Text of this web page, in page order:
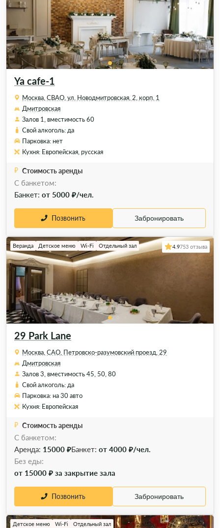
Ya cafe-1
Москва, СВАО, ул. Новодмитровская, 2, корп. 1
Дмитровская
Залов 1, вместимость 60
Свой алкоголь: да
Парковка: нет
Кухня: Европейская, русская
Стоимость аренды
C банкетом:
Банкет: от 5000 ₽/чел.
Позвонить Забронировать
29 Park Lane
Веранда Детское меню Wi-Fi Отдельный зал 4.9753 отзыва
Москва, САО, Петровско-разумовский проезд, 29
Дмитровская
Залов 3, вместимость 45, 50, 80
Свой алкоголь: да
Парковка: на 30 авто
Кухня: Европейская
Стоимость аренды
С банкетом:
Аренда: 15000 ₽Банкет: от 4000 ₽/чел.
Без еды:
от 15000 ₽ за закрытие зала
Позвонить Забронировать
Детское меню Wi-Fi Отдельный зал